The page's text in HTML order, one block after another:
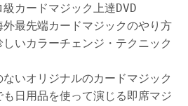
カードマジック上達DVD
最先端カードマジックのやり方
いカラーチェンジ・テクニック
いオリジナルのカードマジック
日用品を使って演じる即席マジ